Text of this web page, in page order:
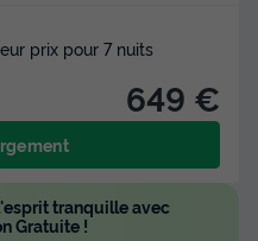
prix pour 7 nuits
649 €
tranquille avec
Gratuite !